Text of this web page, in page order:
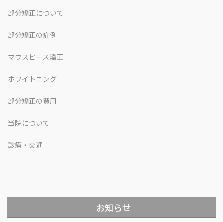
部分矯正について
部分矯正の症例
マウスピース矯正
ホワイトニング
部分矯正の費用
当院について
診療・交通
お知らせ